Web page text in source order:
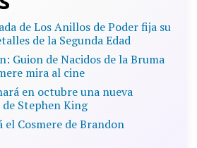
de Los Anillos de Poder fija su
de la Segunda Edad
Guion de Nacidos de la Bruma
mira al cine
en octubre una nueva
Stephen King
Cosmere de Brandon